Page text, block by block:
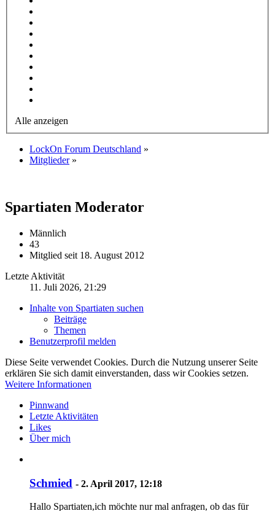
Alle anzeigen
LockOn Forum Deutschland »
Mitglieder »
Spartiaten Moderator
Männlich
43
Mitglied seit 18. August 2012
Letzte Aktivität
11. Juli 2026, 21:29
Inhalte von Spartiaten suchen
Beiträge
Themen
Benutzerprofil melden
Diese Seite verwendet Cookies. Durch die Nutzung unserer Seite
erklären Sie sich damit einverstanden, dass wir Cookies setzen.
Weitere Informationen
Pinnwand
Letzte Aktivitäten
Likes
Über mich
Schmied - 2. April 2017, 12:18
Hallo Spartiaten,ich möchte nur mal anfragen, ob das für